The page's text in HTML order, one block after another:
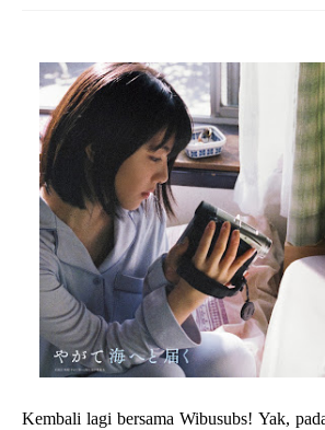
Kembali lagi bersama Wibusubs! Yak,